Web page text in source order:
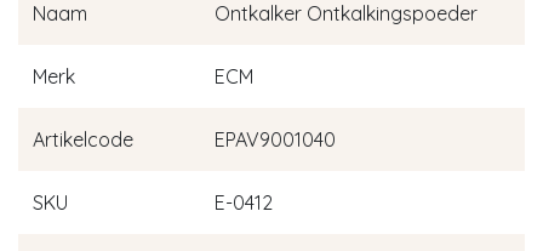
Naam Ontkalker Ontkalkingspoeder
Merk ECM
Artikelcode EPAV9001040
SKU E-0412